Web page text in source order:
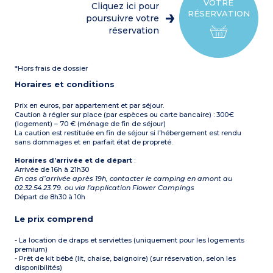
2 chambres avec deux lits
1 salle d’eau avec douche et
avec table, chaises,
barbecue
personnes
VOTRE
RÉSERVATION
Cliquez ici pour
poursuivre votre
réservation
*Hors frais de dossier
Horaires et conditions
Prix en euros, par appartement et par séjour.
Caution à régler sur place (par espèces ou carte bancaire) : 300€
(logement) – 70 € (ménage de fin de séjour)
La caution est restituée en fin de séjour si l’hébergement est rendu
sans dommages et en parfait état de propreté.
Horaires d’arrivée et de départ :
Arrivée de 16h à 21h30
En cas d’arrivée après 19h, contacter le camping en amont au
02.32.54.23.79. ou via l'application Flower Campings
Départ de 8h30 à 10h
Le prix comprend
- La location de draps et serviettes (uniquement pour les logements
premium)
- Prêt de kit bébé (lit, chaise, baignoire) (sur réservation, selon les
disponibilités)